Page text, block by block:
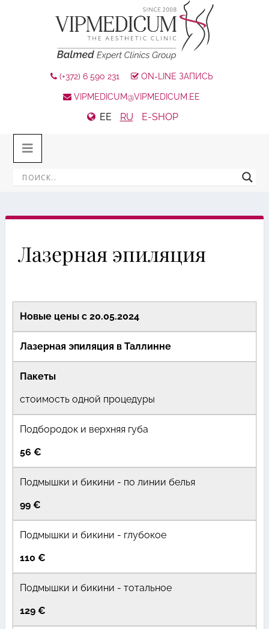
(+372) 6 590 231 ON-LINE ЗАПИСЬ
VIPMEDICUM@VIPMEDICUM.EE
EE RU E-SHOP
Лазерная эпиляция
Новые цены с 20.05.2024
Лазерная эпиляция в Таллинне
Пакеты
стоимость одной процедуры
Подбородок и верхняя губа
56 €
Подмышки и бикини - по линии белья
99 €
Подмышки и бикини - глубокое
110 €
Подмышки и бикини - тотальное
129 €